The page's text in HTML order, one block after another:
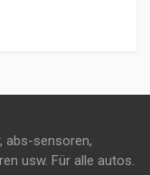
abs-sensoren,
usw. Für alle autos.